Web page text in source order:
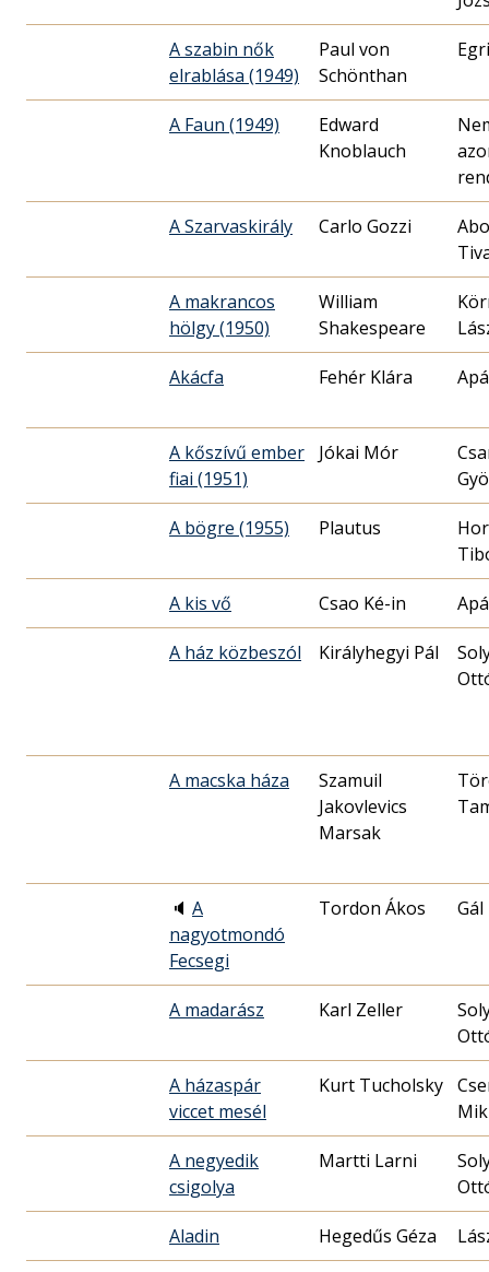
A szabin nők
elrablása (1949)
Paul von
Schönthan
A Faun (1949)
Edward
Knoblauch
A Szarvaskirály Carlo Gozzi
A makrancos
hölgy (1950)
William
Shakespeare
Akácfa Fehér Klára
A kőszívű ember
fiai (1951)
Jókai Mór
A bögre (1955) Plautus
A kis vő Csao Ké-in
A ház közbeszól Királyhegyi Pál
A macska háza
Szamuil
Jakovlevics
Marsak
🔈 A
nagyotmondó
Fecsegi
Tordon Ákos
A madarász Karl Zeller
A házaspár
viccet mesél
Kurt Tucholsky
A negyedik
csigolya
Martti Larni
Aladin Hegedűs Géza